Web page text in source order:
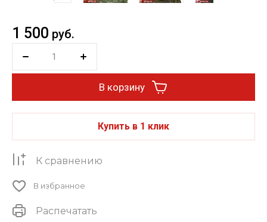
1 500 руб.
В корзину
Купить в 1 клик
К сравнению
В избранное
Распечатать